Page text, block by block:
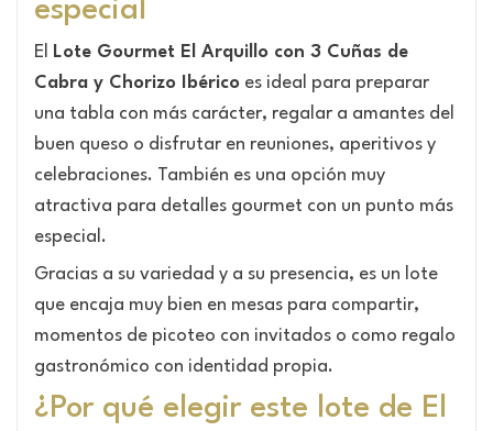
especial
El
Lote Gourmet El Arquillo con 3 Cuñas de
Cabra y Chorizo Ibérico es ideal para preparar
una tabla con más carácter, regalar a amantes del
buen queso o disfrutar en reuniones, aperitivos y
celebraciones. También es una opción muy
atractiva para detalles gourmet con un punto más
especial.
Gracias a su variedad y a su presencia, es un lote
que encaja muy bien en mesas para compartir,
momentos de picoteo con invitados o como regalo
gastronómico con identidad propia.
¿Por qué elegir este lote de El